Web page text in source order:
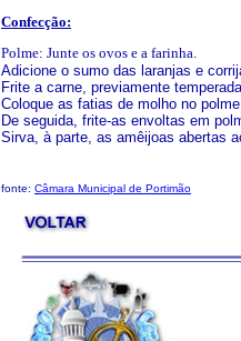
Confecção:
Polme: Junte os ovos e a farinha.
Adicione o sumo das laranjas e
Frite a carne, previamente
Coloque as fatias de molho no
De seguida, frite-as envoltas em
Sirva, à parte, as amêijoas abertas
fonte: Câmara Municipal de Portimão